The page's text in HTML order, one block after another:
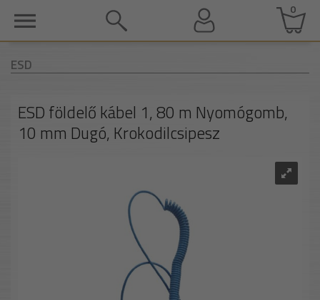
0
ESD
ESD földelő kábel 1, 80 m Nyomógomb,
10 mm Dugó, Krokodilcsipesz